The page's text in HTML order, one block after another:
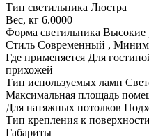
Тип светильника Люстра
Вес, кг 6.0000
Форма светильника Высокие
Стиль Современный ,
Где применяется Для
прихожей
Тип используемых ламп
Максимальная площадь
Для натяжных потолков
Тип крепления к
Габариты